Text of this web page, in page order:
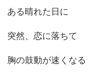
ある晴れた日に
突然、恋に落ちて
胸の鼓動が速くなる